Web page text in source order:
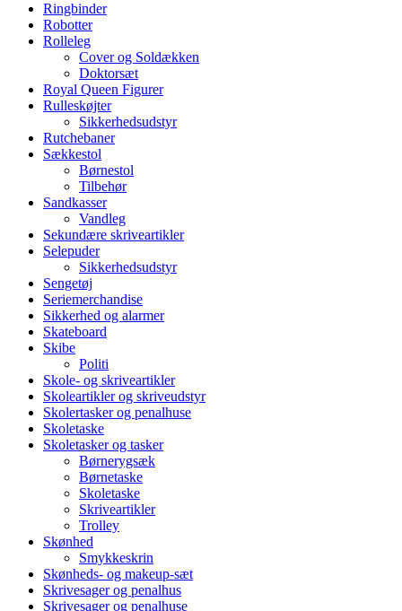
Ringbinder
Robotter
Rolleleg
Cover og Soldækken
Doktorsæt
Royal Queen Figurer
Rulleskøjter
Sikkerhedsudstyr
Rutchebaner
Sækkestol
Børnestol
Tilbehør
Sandkasser
Vandleg
Sekundære skriveartikler
Selepuder
Sikkerhedsudstyr
Sengetøj
Seriemerchandise
Sikkerhed og alarmer
Skateboard
Skibe
Politi
Skole- og skriveartikler
Skoleartikler og skriveudstyr
Skolertasker og penalhuse
Skoletaske
Skoletasker og tasker
Børnerygsæk
Børnetaske
Skoletaske
Skriveartikler
Trolley
Skønhed
Smykkeskrin
Skønheds- og makeup-sæt
Skrivesager og penalhus
Skrivesager og penalhuse